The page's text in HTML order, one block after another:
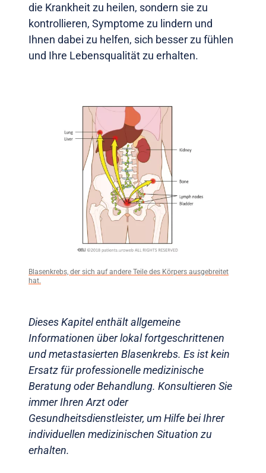
die Krankheit zu heilen, sondern sie zu
kontrollieren, Symptome zu lindern und
Ihnen dabei zu helfen, sich besser zu fühlen
und Ihre Lebensqualität zu erhalten.
Blasenkrebs, der sich auf andere Teile des Körpers ausgebreitet
hat.
Dieses Kapitel enthält allgemeine
Informationen über lokal fortgeschrittenen
und metastasierten Blasenkrebs. Es ist kein
Ersatz für professionelle medizinische
Beratung oder Behandlung. Konsultieren Sie
immer Ihren Arzt oder
Gesundheitsdienstleister, um Hilfe bei Ihrer
individuellen medizinischen Situation zu
erhalten.